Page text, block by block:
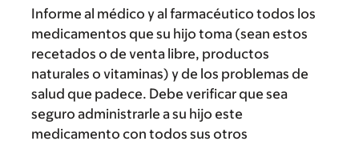
Informe al médico y al farmacéutico todos los
medicamentos que su hijo toma (sean estos
recetados o de venta libre, productos
naturales o vitaminas) y de los problemas de
salud que padece. Debe verificar que sea
seguro administrarle a su hijo este
medicamento con todos sus otros